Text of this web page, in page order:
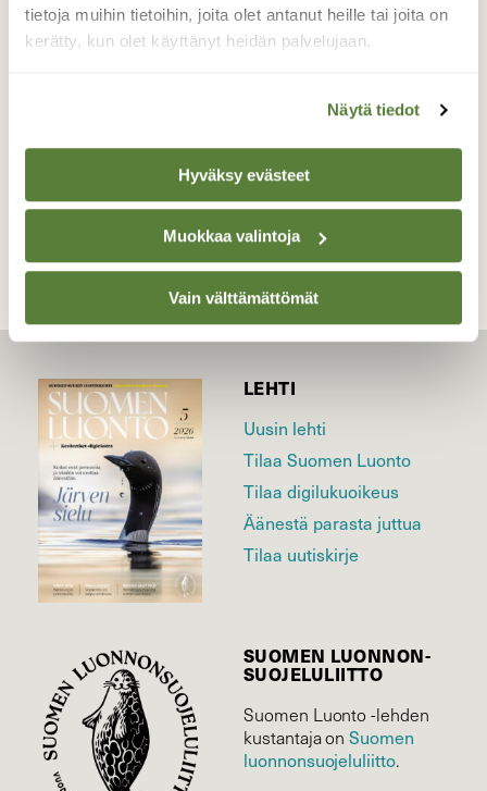
tietoja muihin tietoihin, joita olet antanut heille tai joita on
kerätty, kun olet käyttänyt heidän palvelujaan.
Näytä tiedot
Hyväksy evästeet
Muokkaa valintoja
Vain välttämättömät
Majava tuli uimaan ja ruokailemaan,mutta
kylläpä aurinko niin häikäisee sitä:!
TAKAISIN LISTAAN
LEHTI
Uusin lehti
Tilaa Suomen Luonto
Tilaa digilukuoikeus
Äänestä parasta juttua
Tilaa uutiskirje
SUOMEN LUONNON­
SUOJELU­LIITTO
Suomen Luonto -lehden
kustantaja onSuomen
luonnonsuojelu­liitto.